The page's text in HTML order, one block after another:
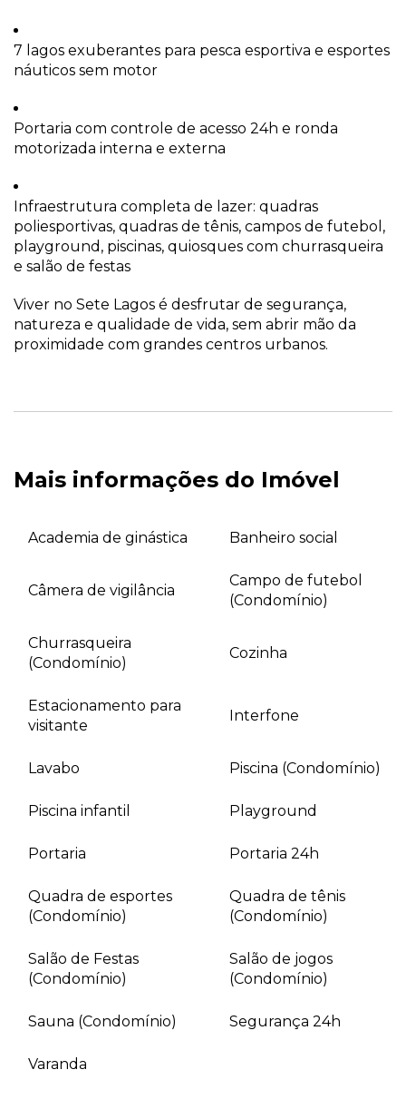
7 lagos exuberantes para pesca esportiva e esportes
náuticos sem motor
Portaria com controle de acesso 24h e ronda
motorizada interna e externa
Infraestrutura completa de lazer: quadras
poliesportivas, quadras de tênis, campos de futebol,
playground, piscinas, quiosques com churrasqueira
e salão de festas
Viver no Sete Lagos é desfrutar de segurança,
natureza e qualidade de vida, sem abrir mão da
proximidade com grandes centros urbanos.
Mais informações do Imóvel
Academia de ginástica Banheiro social
Câmera de vigilância
Campo de futebol
(Condomínio)
Churrasqueira
(Condomínio)
Cozinha
Estacionamento para
visitante
Interfone
Lavabo Piscina (Condomínio)
Piscina infantil Playground
Portaria Portaria 24h
Quadra de esportes
(Condomínio)
Quadra de tênis
(Condomínio)
Salão de Festas
(Condomínio)
Salão de jogos
(Condomínio)
Sauna (Condomínio) Segurança 24h
Varanda